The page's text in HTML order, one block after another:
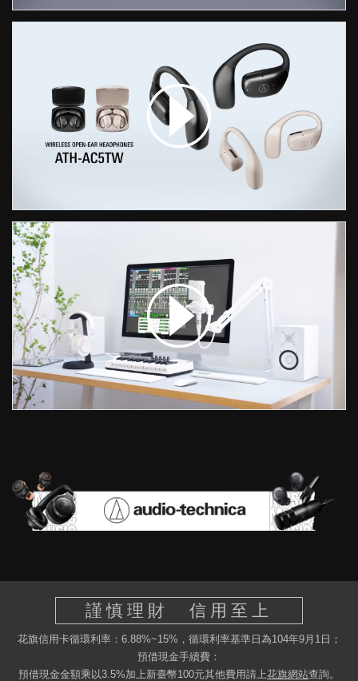
謹慎理財 信用至上
花旗信用卡循環利率：6.88%~15%，循環利率基準日為104年9月1日；
預借現金手續費：
預借現金金額乘以3.5%加上新臺幣100元其他費用請上花旗網站查詢。